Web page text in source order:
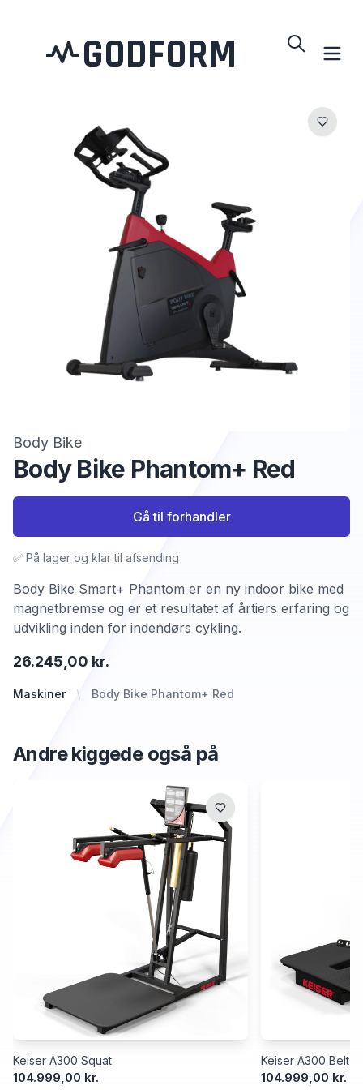
GODFORM
Body Bike
Body Bike Phantom+ Red
Maskiner Body Bike Phantom+ Red
26.245,00 kr.
Body Bike Smart+ Phantom er en ny indoor bike med
magnetbremse og er et resultatet af årtiers erfaring og
udvikling inden for indendørs cykling.
✅ På lager og klar til afsending
Gå til forhandler
Andre kiggede også på
Keiser A300 Squat
104.999,00 kr.
Keiser A300 Belt
104.999,00 kr.